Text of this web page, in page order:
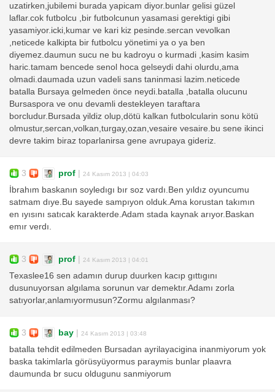
uzatirken,jubilemi burada yapicam diyor.bunlar gelisi güzel
laflar.cok futbolcu ,bir futbolcunun yasamasi gerektigi gibi
yasamiyor.icki,kumar ve kari kiz pesinde.sercan vevolkan
,neticede kalkipta bir futbolcu yönetimi ya o ya ben
diyemez.daumun sucu ne bu kadroyu o kurmadi ,kasim kasim
haric.tamam bencede senol hoca gelseydi dahi olurdu,ama
olmadi.daumada uzun vadeli sans taninmasi lazim.neticede
batalla Bursaya gelmeden önce neydi.batalla ,batalla olucunu
Bursaspora ve onu devamli destekleyen taraftara
borcludur.Bursada yildiz olup,dötü kalkan futbolcularin sonu kötü
olmustur,sercan,volkan,turgay,ozan,vesaire vesaire.bu sene ikinci
devre takim biraz toparlanirsa gene avrupaya gideriz.
3 prof | 24 Kasım 2013 | 04:03
İbrahım baskanın soyledıgı bır soz vardı.Ben yıldız oyuncumu
satmam dıye.Bu sayede sampıyon olduk.Ama korustan takımın
en ıyısını satıcak karakterde.Adam stada kaynak arıyor.Baskan
emır verdı.
3 prof | 24 Kasım 2013 | 04:01
Texaslee16 sen adamın durup duurken kacıp gıttıgını
dusunuyorsan algılama sorunun var demektır.Adamı zorla
satıyorlar,anlamıyormusun?Zormu algılanması?
3 bay | 24 Kasım 2013 | 03:48
batalla tehdit edilmeden Bursadan ayrilayacigina inanmiyorum yok
baska takimlarla görüsyüyormus paraymis bunlar plaavra
daumunda br sucu oldugunu sanmiyorum